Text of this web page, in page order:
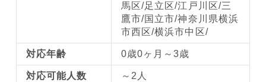
馬区/足立区/江戸川区/三
鷹市/国立市/神奈川県横浜
市西区/横浜市中区/
対応年齢 0歳0ヶ月～3歳
対応可能人数 ～2人